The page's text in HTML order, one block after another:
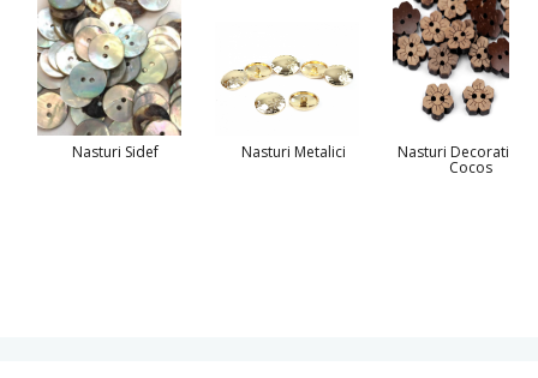
Nasturi Sidef Nasturi Metalici Nasturi Decorativi
Cocos